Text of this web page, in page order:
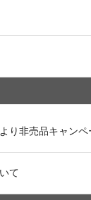
り非売品キャンペ
て